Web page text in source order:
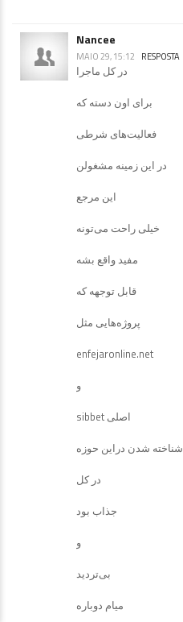
Nancee
MAIO 29, 15:12 RESPOSTA
در کل ماجرا
برای اون دسته که
فعالیت‌های شرطی
در این زمینه مشغولن
این مرجع
خیلی راحت می‌تونه
مفید واقع بشه
قابل توجهه که
پروژه‌هایی مثل
enfejaronline.net
و
sibbet اصلی
شناخته شدن دراین حوزه
در کل
جذاب بود
و
بی‌تردید
میام دوباره